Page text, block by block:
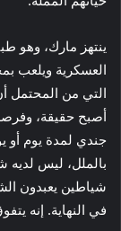
ينتهز مارك، وهو
العسكرية ويلعب
أصبح حقيقة،
جندي لمدة يوم أو
بالملل، ليس
شياطين يعبدون
في النهاية. إنه